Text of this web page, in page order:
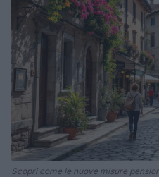
Scopri come le nuove misure